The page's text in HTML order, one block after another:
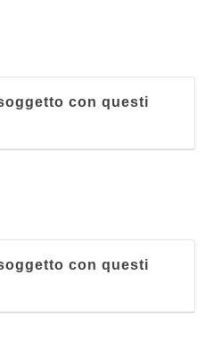
con questi
con questi